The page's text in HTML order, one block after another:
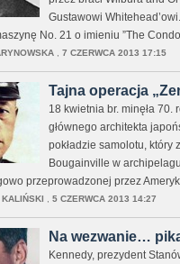
Gustawowi
No. 21 o imieniu ”The
, 7 CZERWCA 2013 17:15
Tajna operacja
18 kwietnia br. minęła 70.
głównego architekta
pokładzie samolotu, który
Bougainville w
przeprowadzonej przez
5 CZERWCA 2013 14:27
Na wezwanie…
Kennedy, prezydent